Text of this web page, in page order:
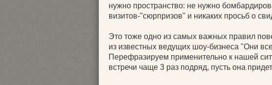
нужно пространство: не нужно
визитов-"сюрпризов" и никаких просьб о
Это тоже одно из самых важных правил
из известных ведущих шоу-бизнеса "Они
Перефразируем применительно к нашей
встречи чаще 3 раз подряд, пусть она